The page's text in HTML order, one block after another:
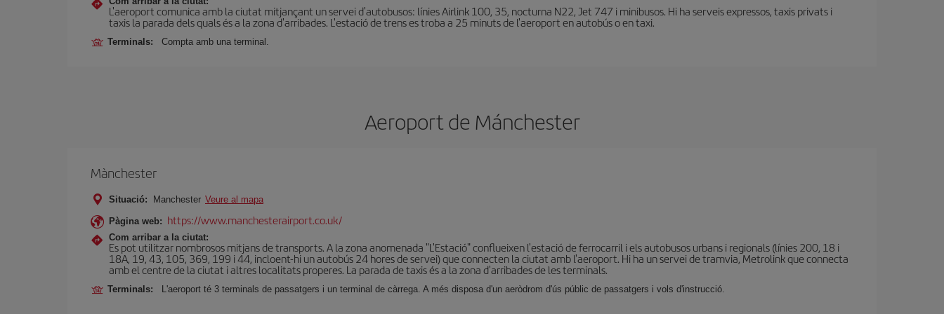
L'aeroport comunica amb la ciutat mitjançant un servei d'autobusos: línies Airlink 100, 35, nocturna N22, Jet 747 i minibusos. Hi ha serveis expressos, taxis privats i
taxis la parada dels quals és a la zona d'arribades. L'estació de trens es troba a 25 minuts de l'aeroport en autobús o en taxi.
Terminals: Compta amb una terminal.
Aeroport de Mánchester
Mànchester
Situació: Manchester Veure al mapa
Pàgina web: https://www.manchesterairport.co.uk/
Com arribar a la ciutat:
Es pot utilitzar nombrosos mitjans de transports. A la zona anomenada "L'Estació" conflueixen l'estació de ferrocarril i els autobusos urbans i regionals (línies 200, 18 i
18A, 19, 43, 105, 369, 199 i 44, incloent-hi un autobús 24 hores de servei) que connecten la ciutat amb l'aeroport. Hi ha un servei de tramvia, Metrolink que connecta
amb el centre de la ciutat i altres localitats properes. La parada de taxis és a la zona d'arribades de les terminals.
Terminals: L'aeroport té 3 terminals de passatgers i un terminal de càrrega. A més disposa d'un aeròdrom d'ús públic de passatgers i vols d'instrucció.